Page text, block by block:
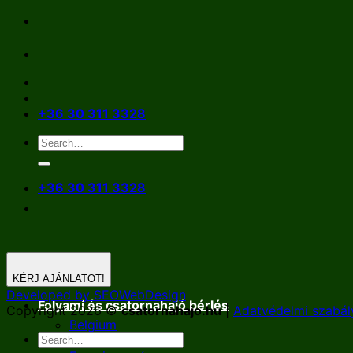
Skip
content
+36 30 311 3328
+36 30 311 3328
Folyami és csatornahajó bérlés
Belgium
Németország
KÉRJ AJÁNLATOT!
Developed by SEOWebDesign
Copyright 2026 ©csatornahajo.hu| Adatvédelmi